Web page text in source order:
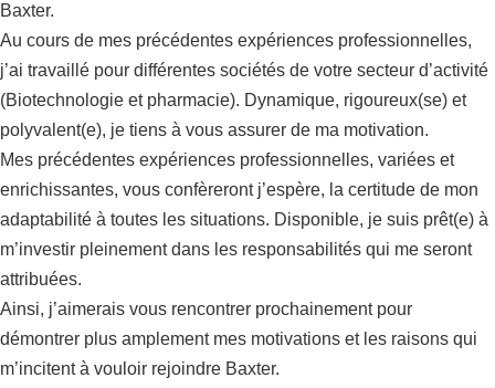
Baxter.
Au cours de mes précédentes expériences professionnelles,
j’ai travaillé pour différentes sociétés de votre secteur d’activité
(Biotechnologie et pharmacie). Dynamique, rigoureux(se) et
polyvalent(e), je tiens à vous assurer de ma motivation.
Mes précédentes expériences professionnelles, variées et
enrichissantes, vous confèreront j’espère, la certitude de mon
adaptabilité à toutes les situations. Disponible, je suis prêt(e) à
m’investir pleinement dans les responsabilités qui me seront
attribuées.
Ainsi, j’aimerais vous rencontrer prochainement pour
démontrer plus amplement mes motivations et les raisons qui
m’incitent à vouloir rejoindre Baxter.